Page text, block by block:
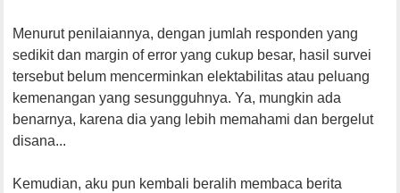
Menurut penilaiannya, dengan jumlah responden yang
sedikit dan margin of error yang cukup besar, hasil survei
tersebut belum mencerminkan elektabilitas atau peluang
kemenangan yang sesungguhnya. Ya, mungkin ada
benarnya, karena dia yang lebih memahami dan bergelut
disana...
Kemudian, aku pun kembali beralih membaca berita